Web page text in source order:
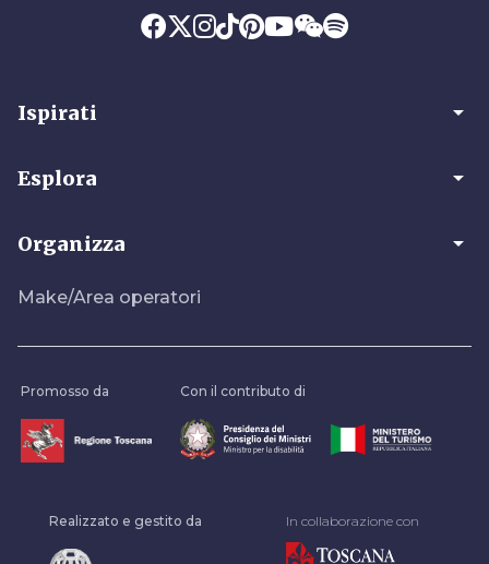
Ispirati arrow_drop_down
Esplora arrow_drop_down
Organizza arrow_drop_down
Make/Area operatori
Promosso da Con il contributo di
Realizzato e gestito da In collaborazione con